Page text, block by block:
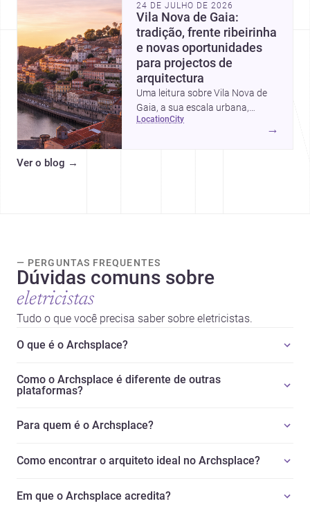
escondidas.
24 DE JULHO DE 2026
Vila Nova de Gaia:
tradição, frente ribeirinha
e novas oportunidades
para projectos de
arquitectura
Uma leitura sobre Vila Nova de
Gaia, a sua escala urbana,
património arquitectónico e
location city
→
Ver o blog →
— PERGUNTAS FREQUENTES
Dúvidas comuns sobre
eletricistas
Tudo o que você precisa saber sobre eletricistas.
O que é o Archsplace?
Como o Archsplace é diferente de outras
plataformas?
Para quem é o Archsplace?
Como encontrar o arquiteto ideal no Archsplace?
Em que o Archsplace acredita?